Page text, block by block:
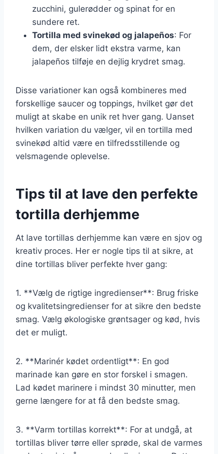
zucchini, gulerødder og spinat for en
sundere ret.
Tortilla med svinekød og jalapeños: For
dem, der elsker lidt ekstra varme, kan
jalapeños tilføje en dejlig krydret smag.
Disse variationer kan også kombineres med
forskellige saucer og toppings, hvilket gør det
muligt at skabe en unik ret hver gang. Uanset
hvilken variation du vælger, vil en tortilla med
svinekød altid være en tilfredsstillende og
velsmagende oplevelse.
Tips til at lave den perfekte
tortilla derhjemme
At lave tortillas derhjemme kan være en sjov og
kreativ proces. Her er nogle tips til at sikre, at
dine tortillas bliver perfekte hver gang:
1. **Vælg de rigtige ingredienser**: Brug friske
og kvalitetsingredienser for at sikre den bedste
smag. Vælg økologiske grøntsager og kød, hvis
det er muligt.
2. **Marinér kødet ordentligt**: En god
marinade kan gøre en stor forskel i smagen.
Lad kødet marinere i mindst 30 minutter, men
gerne længere for at få den bedste smag.
3. **Varm tortillas korrekt**: For at undgå, at
tortillas bliver tørre eller sprøde, skal de varmes